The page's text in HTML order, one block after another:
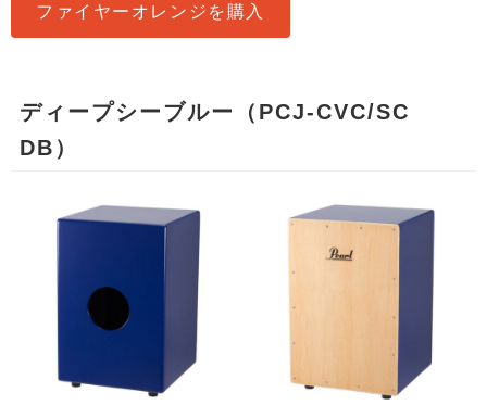
ファイヤーオレンジを購入
ディープシーブルー（PCJ-CVC/SC
DB）